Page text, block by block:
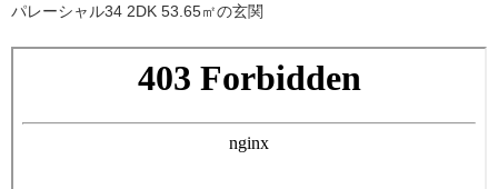
パレーシャル34 2DK 53.65㎡の玄関